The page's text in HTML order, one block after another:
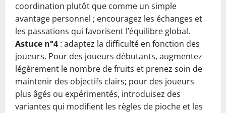
coordination plutôt que comme un simple
avantage personnel ; encouragez les échanges et
les passations qui favorisent l’équilibre global.
Astuce n°4 : adaptez la difficulté en fonction des
joueurs. Pour des joueurs débutants, augmentez
légèrement le nombre de fruits et prenez soin de
maintenir des objectifs clairs; pour des joueurs
plus âgés ou expérimentés, introduisez des
variantes qui modifient les règles de pioche et les